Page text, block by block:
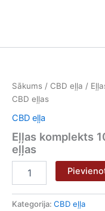
Sākums / CBD eļļa /
CBD eļļas
CBD eļļa
Eļļas komplekts
eļļas
+
20%
pilna
spektra
CBD
eļļas
daudzums
Kategorija: CBD eļļa